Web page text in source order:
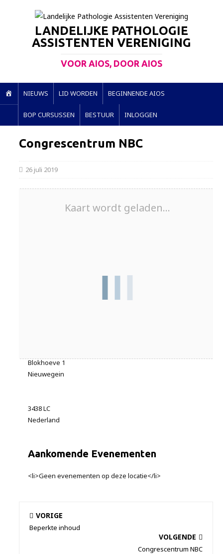
LANDELIJKE PATHOLOGIE
ASSISTENTEN VERENIGING
VOOR AIOS, DOOR AIOS
O
E
NIEUWS LID WORDEN BEGINNENDE AIOS
BOP CURSUSSEN BESTUUR INLOGGEN
Congrescentrum NBC
26 juli 2019
Kaart wordt geladen...
Blokhoeve 1
Nieuwegein
3438 LC
Nederland
Aankomende Evenementen
<li>Geen evenementen op deze locatie</li>
VORIGE
Beperkte inhoud
VOLGENDE
Congrescentrum NBC